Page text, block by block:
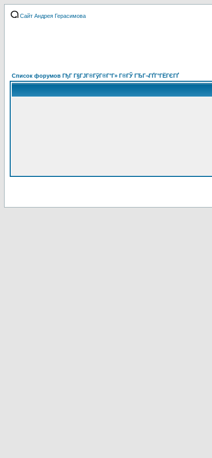
Сайт Андрея Герасимова
Список форумов ГђГ Г§ГЈГ®ГўГ®Г°Г» Г®ГЎ ГЂГ¬ГҐГ°ГЁГЄГҐ